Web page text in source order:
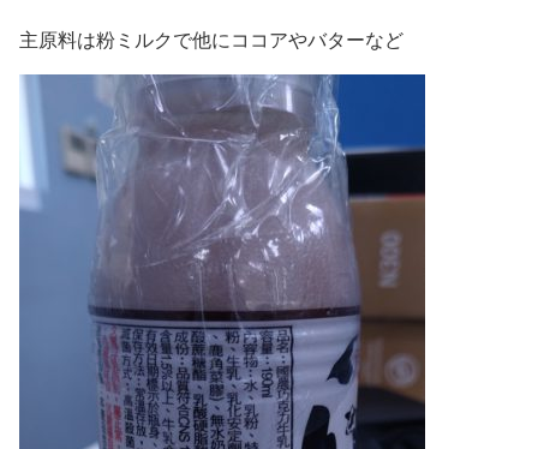
主原料は粉ミルクで他にココアやバターなど